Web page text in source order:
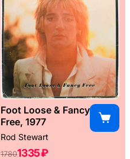
Foot Loose & Fancy
Free, 1977
Rod Stewart
17801335 ₽